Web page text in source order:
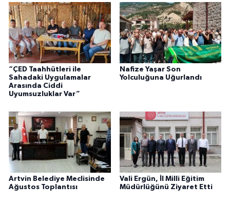
“ÇED Taahhütleri ile
Sahadaki Uygulamalar
Arasında Ciddi
Uyumsuzluklar Var”
Nafize Yaşar Son
Yolculuğuna Uğurlandı
Artvin Belediye Meclisinde
Ağustos Toplantısı
Vali Ergün, İl Milli Eğitim
Müdürlüğünü Ziyaret Etti